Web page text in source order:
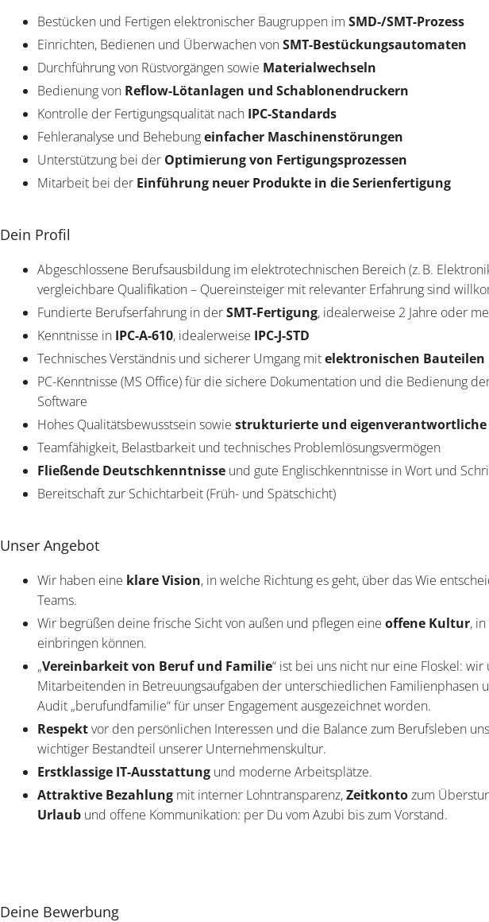
Bestücken und Fertigen elektronischer Baugruppen im SMD-/SMT-Prozess
Einrichten, Bedienen und Überwachen vonSMT-Bestückungsautomaten
Durchführung von Rüstvorgängen sowie Materialwechseln
Bedienung von Reflow-Lötanlagen und Schablonendruckern
Kontrolle der Fertigungsqualität nach IPC-Standards
Fehleranalyse und Behebungeinfacher Maschinenstörungen
Unterstützung bei der Optimierung von Fertigungsprozessen
Mitarbeit bei der Einführung neuer Produkte in die Serienfertigung
Dein Profil
Abgeschlossene Berufsausbildung im elektrotechnischen Bereich (z. B.
vergleichbare Qualifikation – Quereinsteiger mit relevanter Erfahrung sind
Fundierte Berufserfahrung in derSMT-Fertigung, idealerweise 2 Jahre oder
Kenntnisse in IPC-A-610, idealerweise IPC-J-STD
Technisches Verständnis und sicherer Umgang mitelektronischen Bauteilen
PC-Kenntnisse (MS Office) für die sichere Dokumentation und die Bedienung
Software
Hohes Qualitätsbewusstsein sowie strukturierte und eigenverantwortliche
Teamfähigkeit, Belastbarkeit und technisches Problemlösungsvermögen
Fließende Deutschkenntnisse und gute Englischkenntnisse in Wort und
Bereitschaft zur Schichtarbeit (Früh- und Spätschicht)
Unser Angebot
Wir haben eine klare Vision, in welche Richtung es geht, über das Wie
Teams.
Wir begrüßen deine frische Sicht von außen und pflegen eine offene Kultur,
einbringen können.
„Vereinbarkeit von Beruf und Familie“ ist bei uns nicht nur eine Floskel:
Mitarbeitenden in Betreuungsaufgaben der unterschiedlichen Familienphasen
Audit „berufundfamilie“ für unser Engagement ausgezeichnet worden.
Respektvor den persönlichen Interessen und die Balance zum Berufsleben
wichtiger Bestandteil unserer Unternehmenskultur.
Erstklassige IT-Ausstattung und moderne Arbeitsplätze.
Attraktive Bezahlung mit interner Lohntransparenz,Zeitkontozum
Urlaub und offene Kommunikation: per Du vom Azubi bis zum Vorstand.
Deine Bewerbung